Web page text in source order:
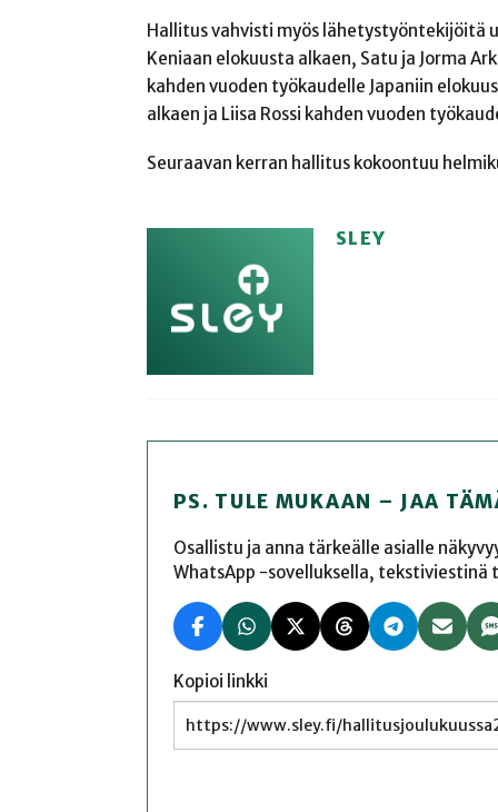
Hallitus vahvisti myös lähetystyöntekijöitä
Keniaan elokuusta alkaen, Satu ja Jorma
kahden vuoden työkaudelle Japaniin
alkaen ja Liisa Rossi kahden vuoden
Seuraavan kerran hallitus kokoontuu
SLEY
PS. TULE MUKAAN – JAA
Osallistu ja anna tärkeälle asialle
WhatsApp -sovelluksella,
Kopioi linkki